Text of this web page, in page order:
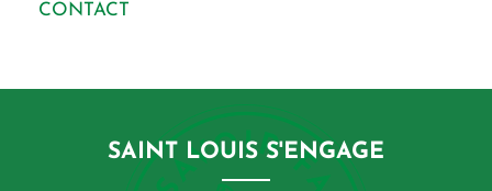
CONTACT
SAINT LOUIS S'ENGAGE